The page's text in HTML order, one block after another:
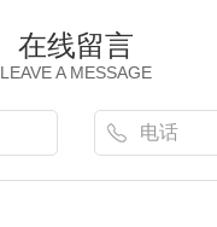
在线留言
LEAVE A MESSAGE